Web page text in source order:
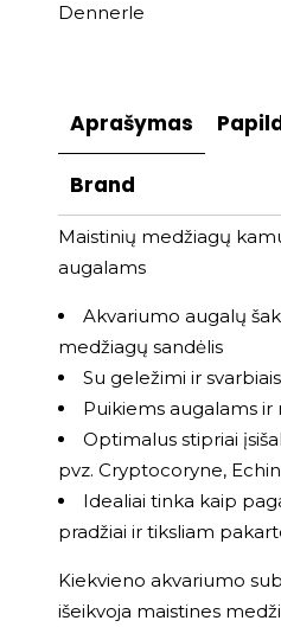
Dennerle
Aprašymas
Brand
Maistinių medžiagų
augalams
Akvariumo augalų
medžiagų sandėlis
Su geležimi ir
Puikiems augalams ir
Optimalus stipriai
pvz. Cryptocoryne,
Idealiai tinka kaip
pradžiai ir tiksliam
​Kiekvieno akvariumo
išeikvoja maistines